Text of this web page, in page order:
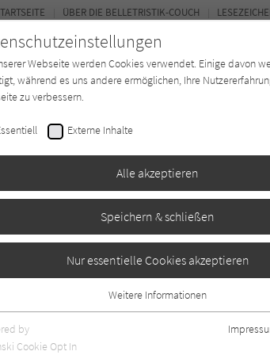
Autor*in Verlage
ÜBER DIE BELLETRISTIK-COUCH
Webseite werden Cookies verwendet. Einige davon
während es uns andere ermöglichen, Ihre
zu verbessern.
Externe Inhalte
Alle akzeptieren
Speichern & schließen
Nur essentielle Cookies akzeptieren
Cookies werden für grundlegende Funktionen der
Dadurch ist gewährleistet, dass die Webseite
Weitere Informationen
by
Cookie Opt In